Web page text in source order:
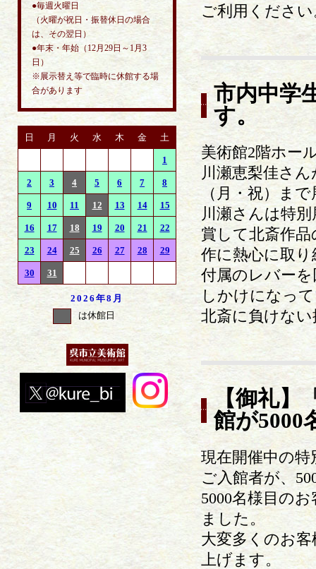
●毎週火曜日
（火曜が祝日・振替休日の場合
は、その翌日）
●年末・年始（12月29日～1月3
日）
※展示替え等で臨時に休館する場
合があります
日 月 火 水 木 金 土
1
2 3 4 5 6 7 8
9 10 11 12 13 14 15
16 17 18 19 20 21 22
23 24 25 26 27 28 29
30 31
2026年8月
は休館日
ご利用くださ
市内中学
す。
美術館2階ホー
川瀬恵梨佳さ
（月・祝）ま
川瀬さんは特
賞して北斎作
作に熱心に取
付属のレバー
しかけになっ
北斎に負けな
【御礼】
館が5000
現在開催中の
ご入館者が、
5000名様目の
ました。
大変多くのお
上げます。